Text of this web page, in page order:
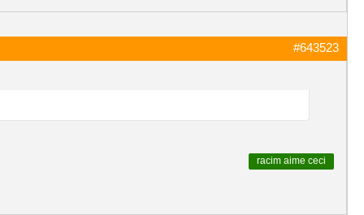
#643523
racim aime ceci